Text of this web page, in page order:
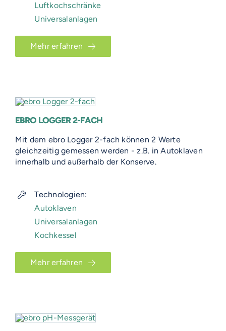
Luftkochschränke
Universalanlagen
Mehr erfahren
EBRO LOGGER 2-FACH
Mit dem ebro Logger 2-fach können 2 Werte
gleichzeitig gemessen werden - z.B. in Autoklaven
innerhalb und außerhalb der Konserve.
Technologien:
Autoklaven
Universalanlagen
Kochkessel
Mehr erfahren